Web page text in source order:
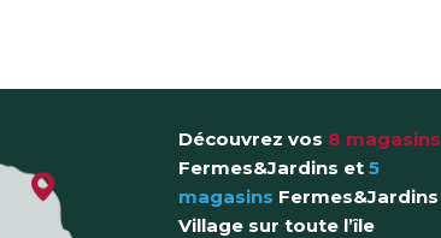
Découvrez vos 8 magasins
Fermes&Jardins et 5
magasins Fermes&Jardins
Village sur toute l’île